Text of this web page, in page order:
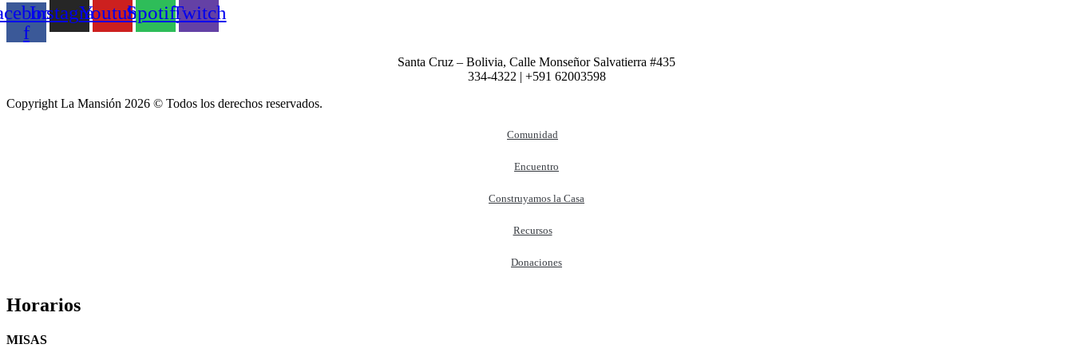
f
InstagramYoutubeSpotifyTwitch
Santa Cruz – Bolivia, Calle Monseñor Salvatierra #435
334-4322 | +591 62003598
Copyright La Mansión 2026 © Todos los derechos reservados.
Comunidad
Encuentro
Construyamos la Casa
Recursos
Donaciones
Horarios
MISAS